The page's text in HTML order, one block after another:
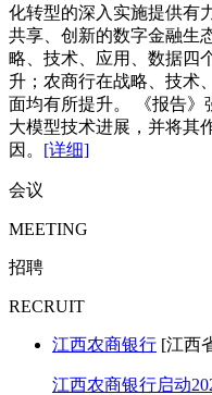
化转型的深入实施提供有
共享、创新的数字金融生
略、技术、应用、数据四
升；农商行在战略、技术
面均有所提升。 《报告》
大模型技术进展，并将其
因。 [详细]
会议
MEETING
招聘
RECRUIT
江西农商银行 [江西
江西农商银行启动